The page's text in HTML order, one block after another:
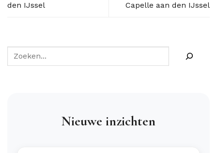
den IJssel
Capelle aan den IJssel
Nieuwe inzichten